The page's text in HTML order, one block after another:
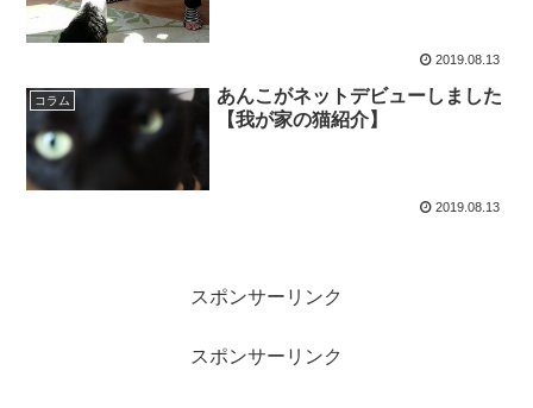
2019.08.13
コラム
あんこがネットデビューしました
【我が家の猫紹介】
2019.08.13
スポンサーリンク
スポンサーリンク